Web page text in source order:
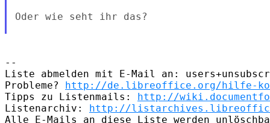
Oder wie seht ihr das?
--
Liste abmelden mit E-Mail an:
Probleme? http://de.libreoffice.org/hilfe-
Tipps zu Listenmails: http://
Listenarchiv: http://